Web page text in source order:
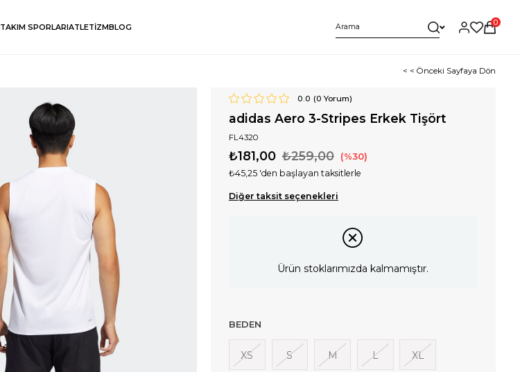
TAKIM SPORLARIATLETİZMBLOG
0
< < Önceki Sayfaya Dön
0.0 (0 Yorum)
adidas Aero 3-Stripes Erkek Tişört
FL4320
₺259,00
₺181,00 30
₺45,25 'den başlayan taksitlerle
Diğer taksit seçenekleri
Ürün stoklarımızda kalmamıştır.
BEDEN
XS S M L XL